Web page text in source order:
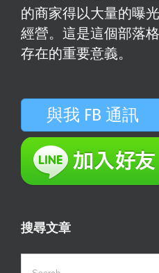
的商家得以大量的曝
經營。這是這個部落
存在的重要意義。
與我 FB 通
搜尋文章